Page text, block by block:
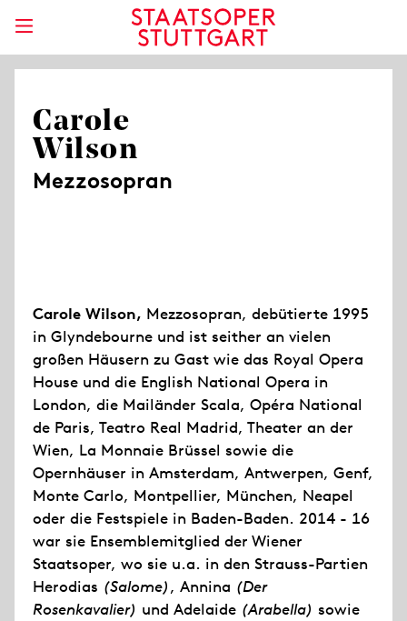
Carole
Wilson
Mezzosopran
Carole Wilson, Mezzosopran, debütierte 1995
in Glyndebourne und ist seither an vielen
großen Häusern zu Gast wie das Royal Opera
House und die English National Opera in
London, die Mailänder Scala, Opéra National
de Paris, Teatro Real Madrid, Theater an der
Wien, La Monnaie Brüssel sowie die
Opernhäuser in Amsterdam, Antwerpen, Genf,
Monte Carlo, Montpellier, München, Neapel
oder die Festspiele in Baden-Baden. 2014 - 16
war sie Ensemblemitglied der Wiener
Staatsoper, wo sie u.a. in den Strauss-Partien
Herodias (Salome), Annina (Der
Rosenkavalier) und Adelaide (Arabella) sowie